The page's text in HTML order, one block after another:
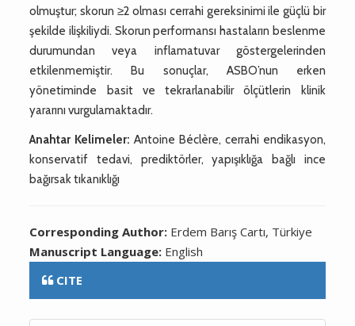
olmuştur; skorun ≥2 olması cerrahi gereksinimi ile güçlü bir
şekilde ilişkiliydi. Skorun performansı hastaların beslenme
durumundan veya inflamatuvar göstergelerinden
etkilenmemiştir. Bu sonuçlar, ASBO’nun erken
yönetiminde basit ve tekrarlanabilir ölçütlerin klinik
yararını vurgulamaktadır.
Anahtar Kelimeler: Antoine Béclère, cerrahi endikasyon,
konservatif tedavi, prediktörler, yapışıklığa bağlı ince
bağırsak tıkanıklığı
Corresponding Author: Erdem Barış Cartı, Türkiye
Manuscript Language: English
CITE